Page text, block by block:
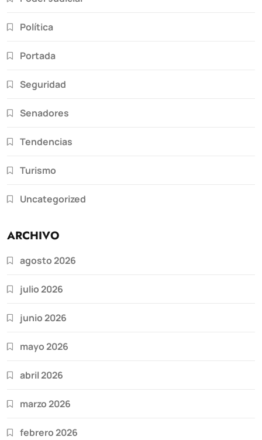
Política
Portada
Seguridad
Senadores
Tendencias
Turismo
Uncategorized
ARCHIVO
agosto 2026
julio 2026
junio 2026
mayo 2026
abril 2026
marzo 2026
febrero 2026